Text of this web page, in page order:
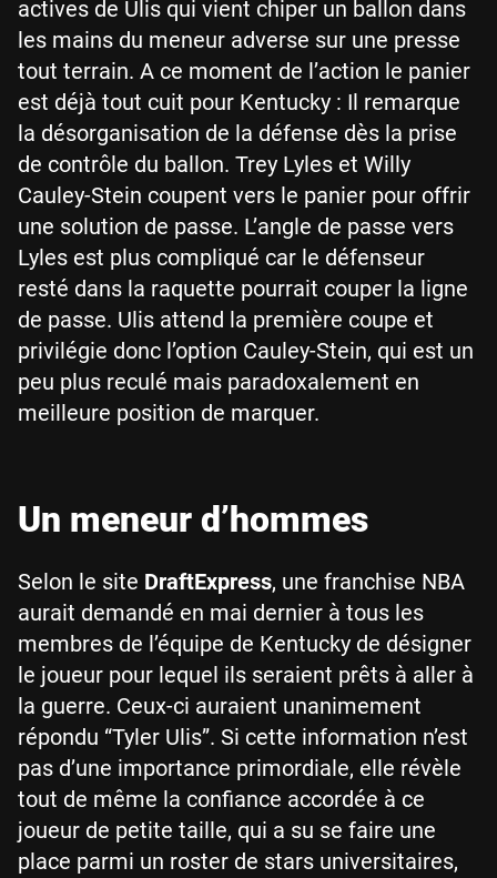
actives de Ulis qui vient chiper un ballon dans
les mains du meneur adverse sur une presse
tout terrain. A ce moment de l’action le panier
est déjà tout cuit pour Kentucky : Il remarque
la désorganisation de la défense dès la prise
de contrôle du ballon. Trey Lyles et Willy
Cauley-Stein coupent vers le panier pour offrir
une solution de passe. L’angle de passe vers
Lyles est plus compliqué car le défenseur
resté dans la raquette pourrait couper la ligne
de passe. Ulis attend la première coupe et
privilégie donc l’option Cauley-Stein, qui est un
peu plus reculé mais paradoxalement en
meilleure position de marquer.
Un meneur d’hommes
Selon le site DraftExpress, une franchise NBA
aurait demandé en mai dernier à tous les
membres de l’équipe de Kentucky de désigner
le joueur pour lequel ils seraient prêts à aller à
la guerre. Ceux-ci auraient unanimement
répondu “Tyler Ulis”. Si cette information n’est
pas d’une importance primordiale, elle révèle
tout de même la confiance accordée à ce
joueur de petite taille, qui a su se faire une
place parmi un roster de stars universitaires,